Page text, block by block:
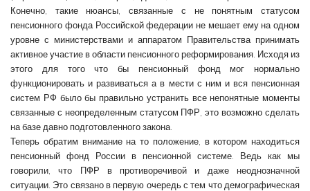
Конечно, такие нюансы, связанные с не понятным статусом
пенсионного фонда Российской федерации не мешает ему на одном
уровне с министерствами и аппаратом Правительства принимать
активное участие в области пенсионного реформирования. Исходя из
этого для того что бы пенсионный фонд мог нормально
функционировать и развиваться а в мести с ним и вся пенсионная
систем РФ было бы правильно устранить все непонятные моменты
связанные с неопределенным статусом ПФР, это возможно сделать
на базе давно подготовленного закона.
Теперь обратим внимание на то положение, в котором находиться
пенсионный фонд России в пенсионной системе. Ведь как мы
говорили, что ПФР в противоречивой и даже неоднозначной
ситуации. Это связано в первую очередь с тем что демографическая